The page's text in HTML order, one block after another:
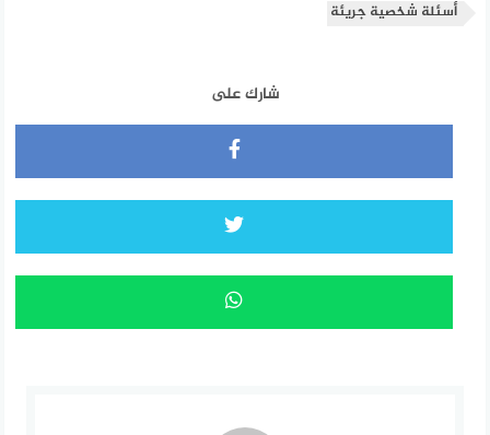
أسئلة شخصية جريئة
شارك على